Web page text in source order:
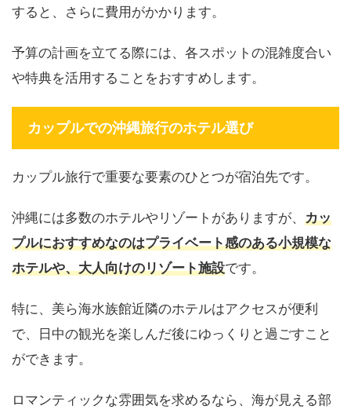
すると、さらに費用がかかります。
予算の計画を立てる際には、各スポットの混雑度合い
や特典を活用することをおすすめします。
カップルでの沖縄旅行のホテル選び
カップル旅行で重要な要素のひとつが宿泊先です。
沖縄には多数のホテルやリゾートがありますが、 カッ
プルにおすすめなのはプライベート感のある小規模な
ホテルや、大人向けのリゾート施設です。
特に、美ら海水族館近隣のホテルはアクセスが便利
で、日中の観光を楽しんだ後にゆっくりと過ごすこと
ができます。
ロマンティックな雰囲気を求めるなら、海が見える部